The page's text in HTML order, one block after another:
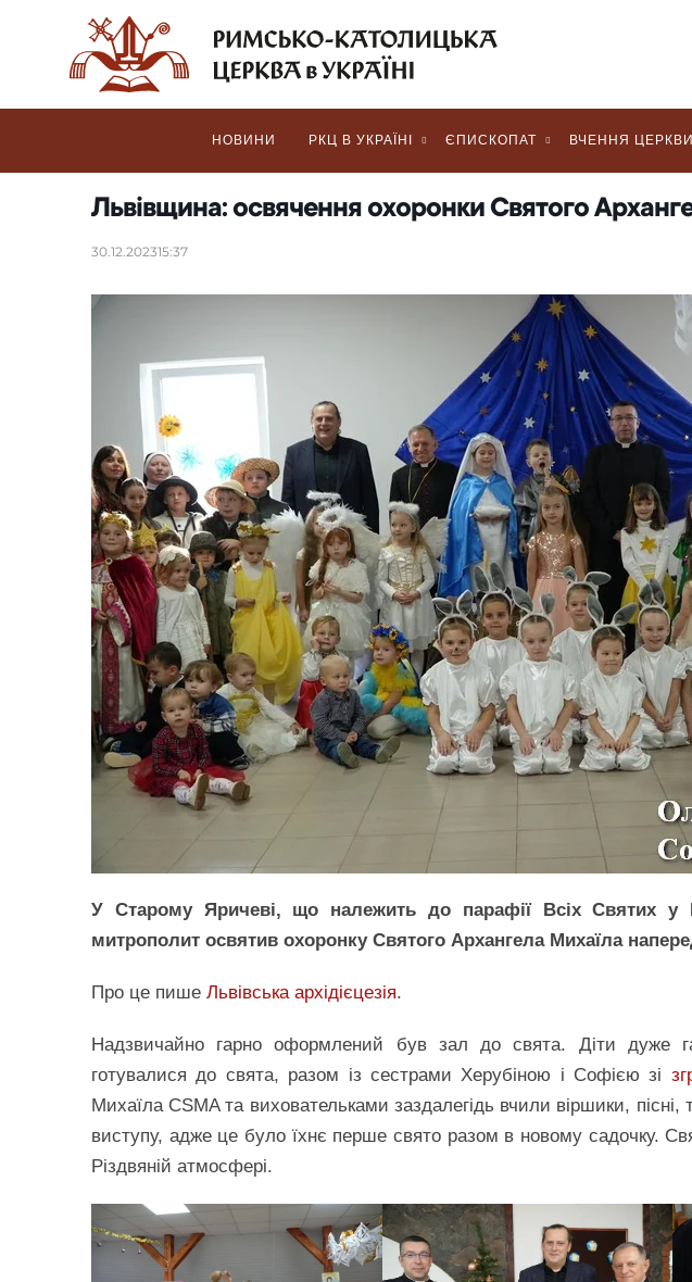
НОВИНИ РКЦ В УКРАЇНІ ЄПИСКОПАТ ВЧЕННЯ ЦЕРКВИ
Львівщина: освячення oхоронки Святого
30.12.202315:37
У Старому Яричеві, що належить до парафії Всіх Святих у
митрополит освятив oхоронку Святого Архангела Михаїла
Про це пише Львівська архідієцезія.
Надзвичайно гарно оформлений був зал до свята. Діти дуже
готувалися до свята, разом із сестрами Херубіною і Софією зі
Михаїла CSMA та виховательками заздалегідь вчили віршики,
виступу, адже це було їхнє перше свято разом в новому садочку.
Різдвяній атмосфері.